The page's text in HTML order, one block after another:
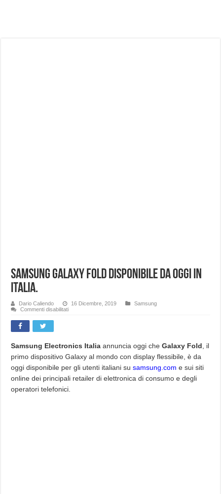
Samsung Galaxy FOLD disponibile da oggi in
Italia.
Dario Caliendo 16 Dicembre, 2019
Samsung
Commenti disabilitatisu
oggi
in
Italia.
Samsung Electronics Italiaannuncia oggi cheGalaxy Fold , il
primo dispositivo Galaxy al mondo con display flessibile, è da
oggi disponibile per gli utenti italiani susamsung.com e sui siti
online dei principali retailer di elettronica di consumo e degli
operatori telefonici.